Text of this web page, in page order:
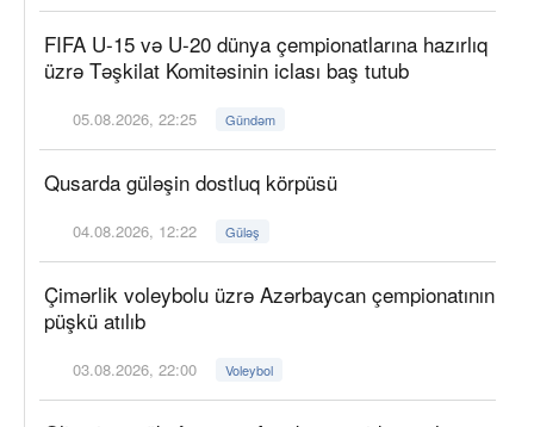
FIFA U-15 və U-20 dünya çempionatlarına hazırlıq
üzrə Təşkilat Komitəsinin iclası baş tutub
05.08.2026, 22:25 Gündəm
Qusarda güləşin dostluq körpüsü
04.08.2026, 12:22 Güləş
Çimərlik voleybolu üzrə Azərbaycan çempionatının
püşkü atılıb
03.08.2026, 22:00 Voleybol